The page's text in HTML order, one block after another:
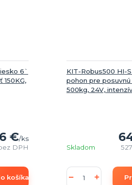
6`
150KG,
€/ks
DPH
košíka
KIT-Robus500 HI-
pohon pre posuvnú
500kg, 24V,
Skladom